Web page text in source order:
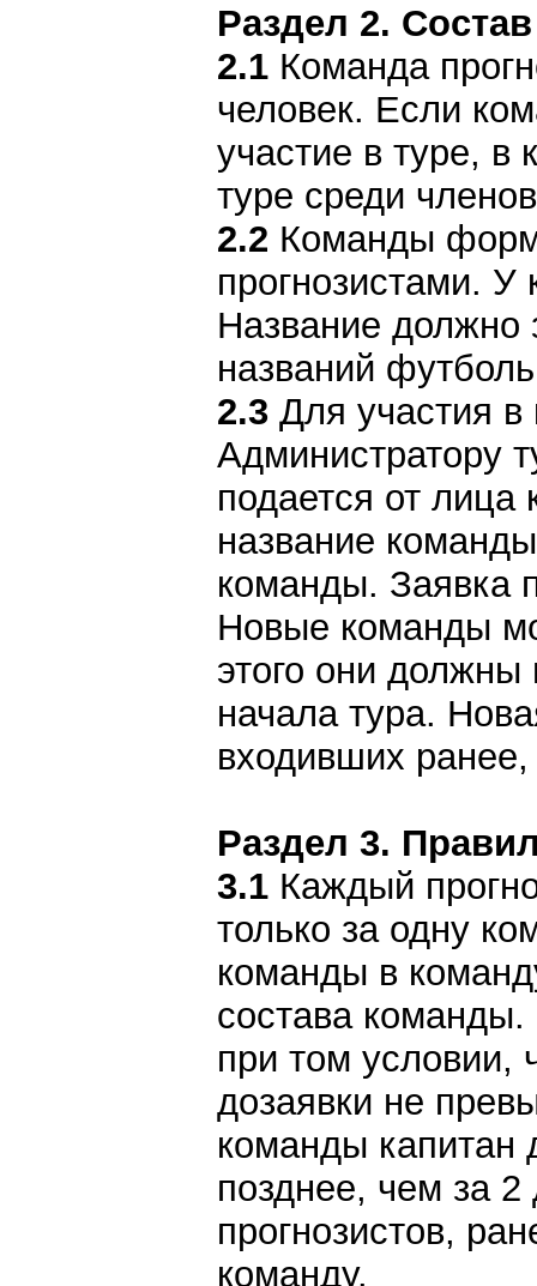
Раздел 2.
2.1 Команда
человек. Если
участие в туре, в
туре среди
2.2 Команды
прогнозистами.
Название должно
названий
2.3 Для участия в
Администратору
подается от
название
команды. Заявка
Новые команды
этого они должны
начала тура.
входивших ранее,
Раздел 3.
3.1 Каждый
только за одну
команды в
состава команды.
при том условии,
дозаявки не
команды капитан
позднее, чем за 2
прогнозистов,
команду.